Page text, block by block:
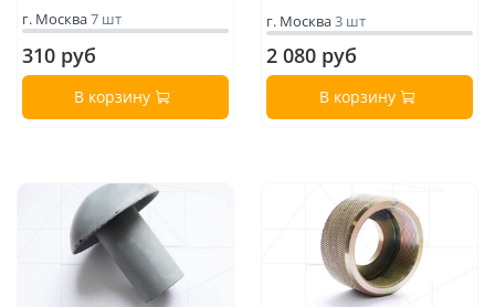
г. Москва7 шт
310 руб
В корзину
г. Москва3 шт
2 080 руб
В корзину